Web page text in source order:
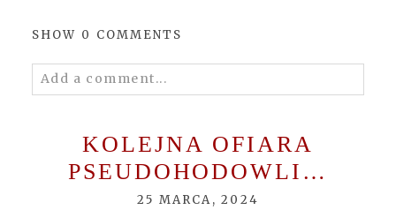
SHOW 0 COMMENTS
Add a comment...
Required fields are marked *
KOLEJNA OFIARA
PSEUDOHODOWLI…
25 MARCA, 2024